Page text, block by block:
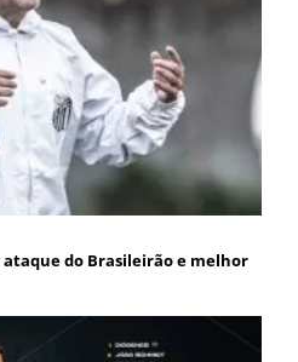
do Brasileirão e melhor